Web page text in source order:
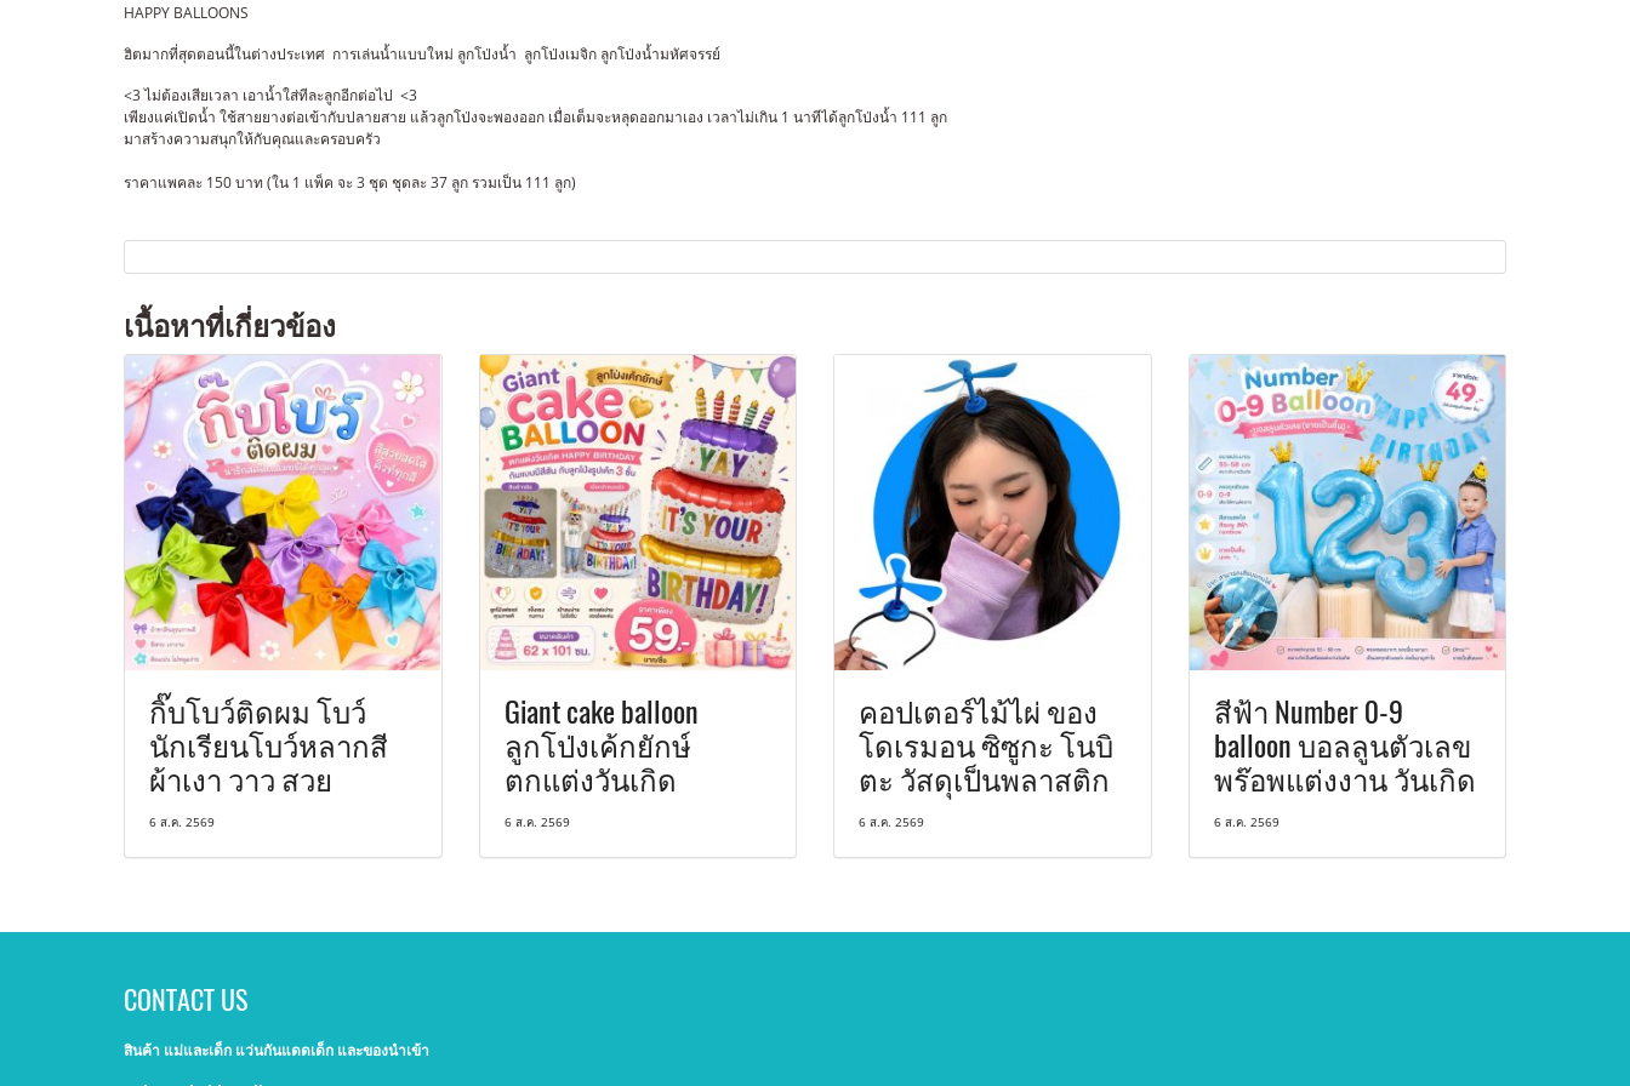
HAPPY BALLOONS
ฮิตมากที่สุดตอนนี้ในต่างประเทศ การเล่นน้ำแบบใหม่ ลูกโป่งน้ำ ลูกโป่งเมจิก ลูกโป่งน้ำมหัศจรรย์
<3 ไม่ต้องเสียเวลา เอาน้ำใส่ทีละลูกอีกต่อไป <3
เพียงแค่เปิดน้ำ ใช้สายยางต่อเข้ากับปลายสาย แล้วลูกโป่งจะพองออก เมื่อเต็มจะหลุดออกมาเอง เวลาไม่เกิน 1 นาทีได้ลูกโป่งน้ำ 111 ลูก
มาสร้างความสนุกให้กับคุณและครอบครัว
ราคาแพคละ 150 บาท (ใน 1 แพ็ค จะ 3 ชุด ชุดละ 37 ลูก รวมเป็น 111 ลูก)
เนื้อหาที่เกี่ยวข้อง
กิ๊บโบว์ติดผม โบว์
นักเรียนโบว์หลากสี
ผ้าเงา วาว สวย
6 ส.ค. 2569
Giant cake balloon
ลูกโป่งเค้กยักษ์
ตกแต่งวันเกิด
6 ส.ค. 2569
คอปเตอร์ไม้ไผ่ ของ
โดเรมอน ซิซูกะ โนบิ
ตะ วัสดุเป็นพลาสติก
6 ส.ค. 2569
สีฟ้า Number 0-9
balloon บอลลูนตัวเลข
พร๊อพแต่งงาน วันเกิด
6 ส.ค. 2569
CONTACT US
สินค้า แม่และเด็ก แว่นกันแดดเด็ก และของนำเข้า